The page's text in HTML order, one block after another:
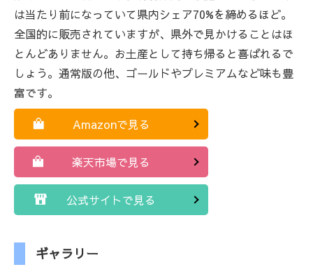
は当たり前になっていて県内シェア70%を締めるほど。
全国的に販売されていますが、県外で見かけることはほ
とんどありません。お土産として持ち帰ると喜ばれるで
しょう。通常版の他、ゴールドやプレミアムなど味も豊
富です。
Amazonで見る
楽天市場で見る
公式サイトで見る
ギャラリー